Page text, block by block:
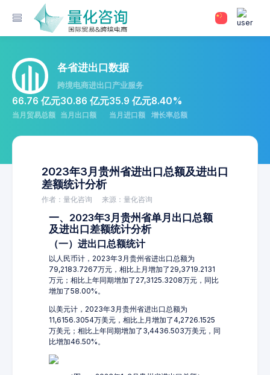
各省进出口数据
跨境电商进出口产业服务
66.76 亿元
当月贸易总额
30.86 亿元
当月出口额
35.9 亿元
当月进口额
8.40%
增长率总额
2023年3月贵州省进出口总额及进出口
差额统计分析
作者：量化咨询 来源：量化咨询
一、2023年3月贵州省单月出口总额
及进出口差额统计分析
（一）进出口总额统计
以人民币计，2023年3月贵州省进出口总额为
79,2183.7267万元，相比上月增加了29,3719.2131
万元；相比上年同期增加了27,3125.3208万元，同比
增加了58.00%。
以美元计，2023年3月贵州省进出口总额为
11,6156.3054万美元，相比上月增加了4,2726.1525
万美元；相比上年同期增加了3,4436.503万美元，同
比增加46.50%。